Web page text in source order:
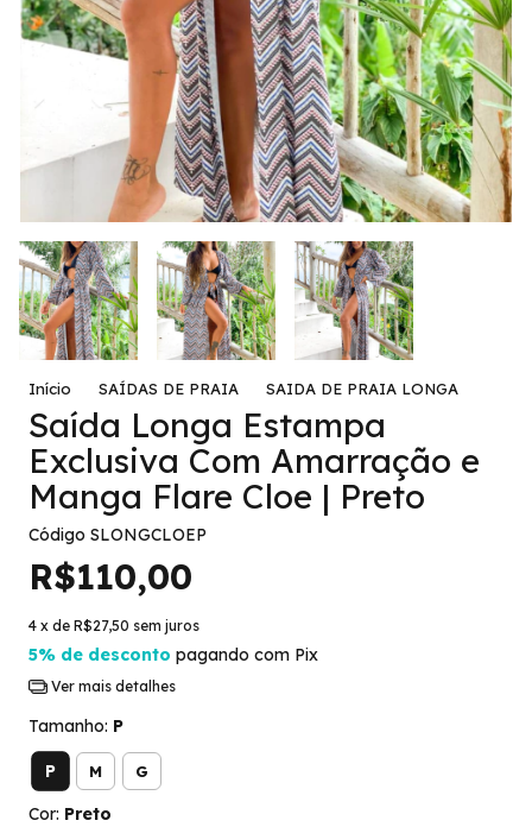
Início SAÍDAS DE PRAIA SAIDA DE PRAIA LONGA
Saída Longa Estampa
Exclusiva Com Amarração e
Manga Flare Cloe | Preto
Código SLONGCLOEP
R$110,00
4 x de R$27,50 sem juros
5% de desconto pagando com Pix
Ver mais detalhes
Tamanho: P
P M G
Cor: Preto